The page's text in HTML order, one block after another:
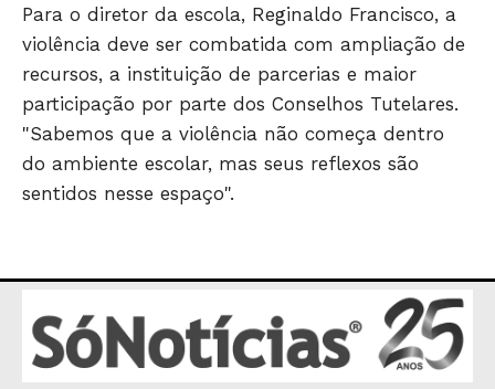
Para o diretor da escola, Reginaldo Francisco, a
violência deve ser combatida com ampliação de
recursos, a instituição de parcerias e maior
participação por parte dos Conselhos Tutelares.
"Sabemos que a violência não começa dentro
do ambiente escolar, mas seus reflexos são
sentidos nesse espaço".